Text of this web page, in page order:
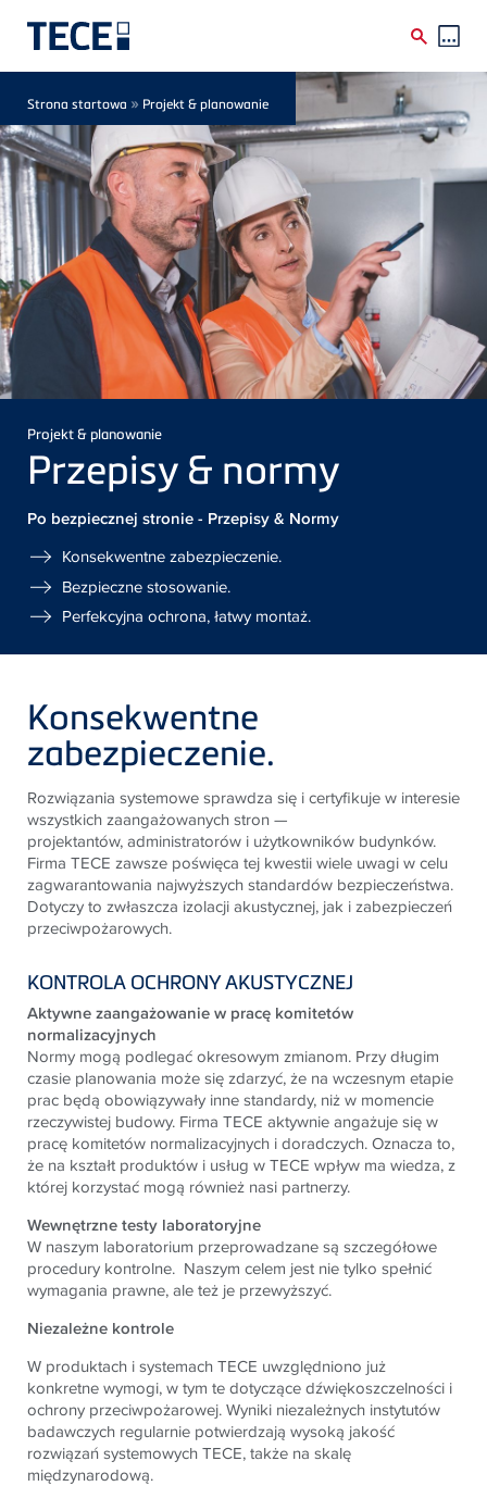
Breadcrumb
Strona startowa » Projekt & planowanie
Projekt & planowanie
Przepisy & normy
Po bezpiecznej stronie - Przepisy & Normy
Konsekwentne zabezpieczenie.
Bezpieczne stosowanie.
Perfekcyjna ochrona, łatwy montaż.
Konsekwentne
zabezpieczenie.
Rozwiązania systemowe sprawdza się i certyfikuje w interesie
wszystkich zaangażowanych stron—
projektantów,administratorów i użytkowników budynków.
Firma TECE zawsze poświęca tej kwestii wiele uwagi w celu
zagwarantowania najwyższych standardów bezpieczeństwa.
Dotyczy to zwłaszcza izolacji akustycznej, jak i zabezpieczeń
przeciwpożarowych.
KONTROLA OCHRONY AKUSTYCZNEJ
Aktywne zaangażowanie w pracę komitetów
normalizacyjnych
Normy mogą podlegać okresowym zmianom. Przy długim
czasie planowania może się zdarzyć, że na wczesnym etapie
prac będą obowiązywały inne standardy, niż w momencie
rzeczywistej budowy. Firma TECE aktywnie angażuje się w
pracę komitetów normalizacyjnych i doradczych. Oznacza to,
że na kształt produktów i usług wTECE wpływ ma wiedza, z
której korzystać mogą również nasi partnerzy.
Wewnętrzne testy laboratoryjne
W naszym laboratorium przeprowadzane są szczegółowe
procedury kontrolne. Naszym celem jest nie tylko spełnić
wymagania prawne, ale też je przewyższyć.
Niezależne kontrole
W produktach i systemachTECE uwzględniono już
konkretne wymogi, w tym te dotyczące dźwiękoszczelności i
ochrony przeciwpożarowej. Wyniki niezależnych instytutów
badawczych regularnie potwierdzają wysoką jakość
rozwiązań systemowychTECE, także na skalę
międzynarodową.